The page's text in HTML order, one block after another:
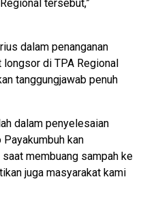
tersebut,”
dalam penanganan
di TPA Regional
tanggungjawab penuh
dalam penyelesaian
kan
membuang sampah ke
juga masyarakat kami